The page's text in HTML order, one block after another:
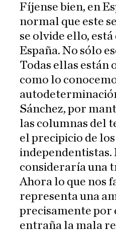
Fíjense bien, en
normal que este
se olvide ello,
España. No sólo
Todas ellas están
como lo
Sánchez, por
las columnas del
el precipicio de
independentistas.
consideraría una
Ahora lo que nos
representa una
precisamente por
entraña la mala